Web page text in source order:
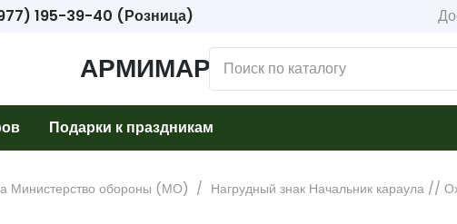
195-39-40 (Розница)
АРМИМАРКЕТ
Подарки к праздникам
Министерство обороны (МО) / Нагрудный знак Начальник караула //